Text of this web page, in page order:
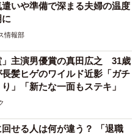
いや準備で深まる夫婦の温度
情報部
」主演男優賞の真田広之 31歳
髪ヒゲのワイルド近影「ガチ
」「新たな一面もステキ」
せる人は何が違う？ 「退職